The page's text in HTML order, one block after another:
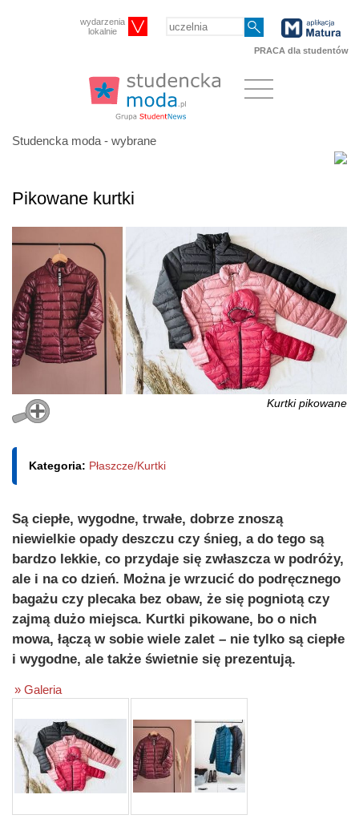
wydarzenia
lokalnie
PRACA dla studentów
Studencka moda - wybrane
Pikowane kurtki
Kurtki pikowane
Kategoria: Płaszcze/Kurtki
Są ciepłe, wygodne, trwałe, dobrze znoszą
niewielkie opady deszczu czy śnieg, a do tego są
bardzo lekkie, co przydaje się zwłaszcza w podróży,
ale i na co dzień. Można je wrzucić do podręcznego
bagażu czy plecaka bez obaw, że się pogniotą czy
zajmą dużo miejsca. Kurtki pikowane, bo o nich
mowa, łączą w sobie wiele zalet – nie tylko są ciepłe
i wygodne, ale także świetnie się prezentują.
» Galeria